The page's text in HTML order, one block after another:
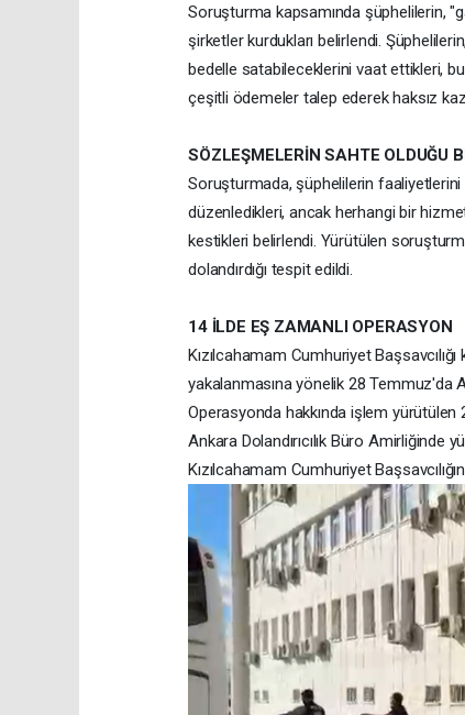
Soruşturma kapsamında şüphelilerin,
şirketler kurdukları belirlendi.
bedelle satabileceklerini vaat ettikleri,
çeşitli ödemeler talep ederek haksız
SÖZLEŞMELERİN SAHTE OLDUĞU
Soruşturmada, şüphelilerin
düzenledikleri, ancak herhangi bir
kestikleri belirlendi. Yürütülen
dolandırdığı tespit edildi.
14 İLDE EŞ ZAMANLI OPERASYON
Kızılcahamam Cumhuriyet
yakalanmasına yönelik 28 Temmuz'da
Operasyonda hakkında işlem yürütülen
Ankara Dolandırıcılık Büro Amirliğinde
Kızılcahamam Cumhuriyet